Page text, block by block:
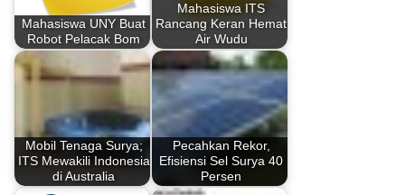
Mahasiswa UNY Buat
Robot Pelacak Bom
Mahasiswa ITS
Rancang Keran Hemat
Air Wudu
Mobil Tenaga Surya;
ITS Mewakili Indonesia
di Australia
Pecahkan Rekor,
Efisiensi Sel Surya 40
Persen